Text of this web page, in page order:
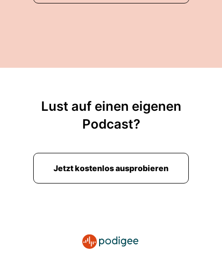
Lust auf einen eigenen
Podcast?
Jetzt kostenlos ausprobieren